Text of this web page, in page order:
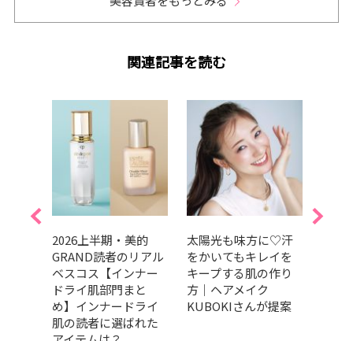
関連記事を読む
2026上半期・美的
GRAND読者のリアル
ベスコス【インナー
ドライ肌部門まと
め】インナードライ
肌の読者に選ばれた
太陽光も味方に♡汗
をかいてもキレイを
キープする肌の作り
方｜ヘアメイク
KUBOKIさんが提案